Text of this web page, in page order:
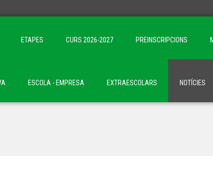
ETAPES CURS 2026-2027 PREINSCRIPCIONS
ESCOLA - EMPRESA EXTRAESCOLARS NOTÍCIES